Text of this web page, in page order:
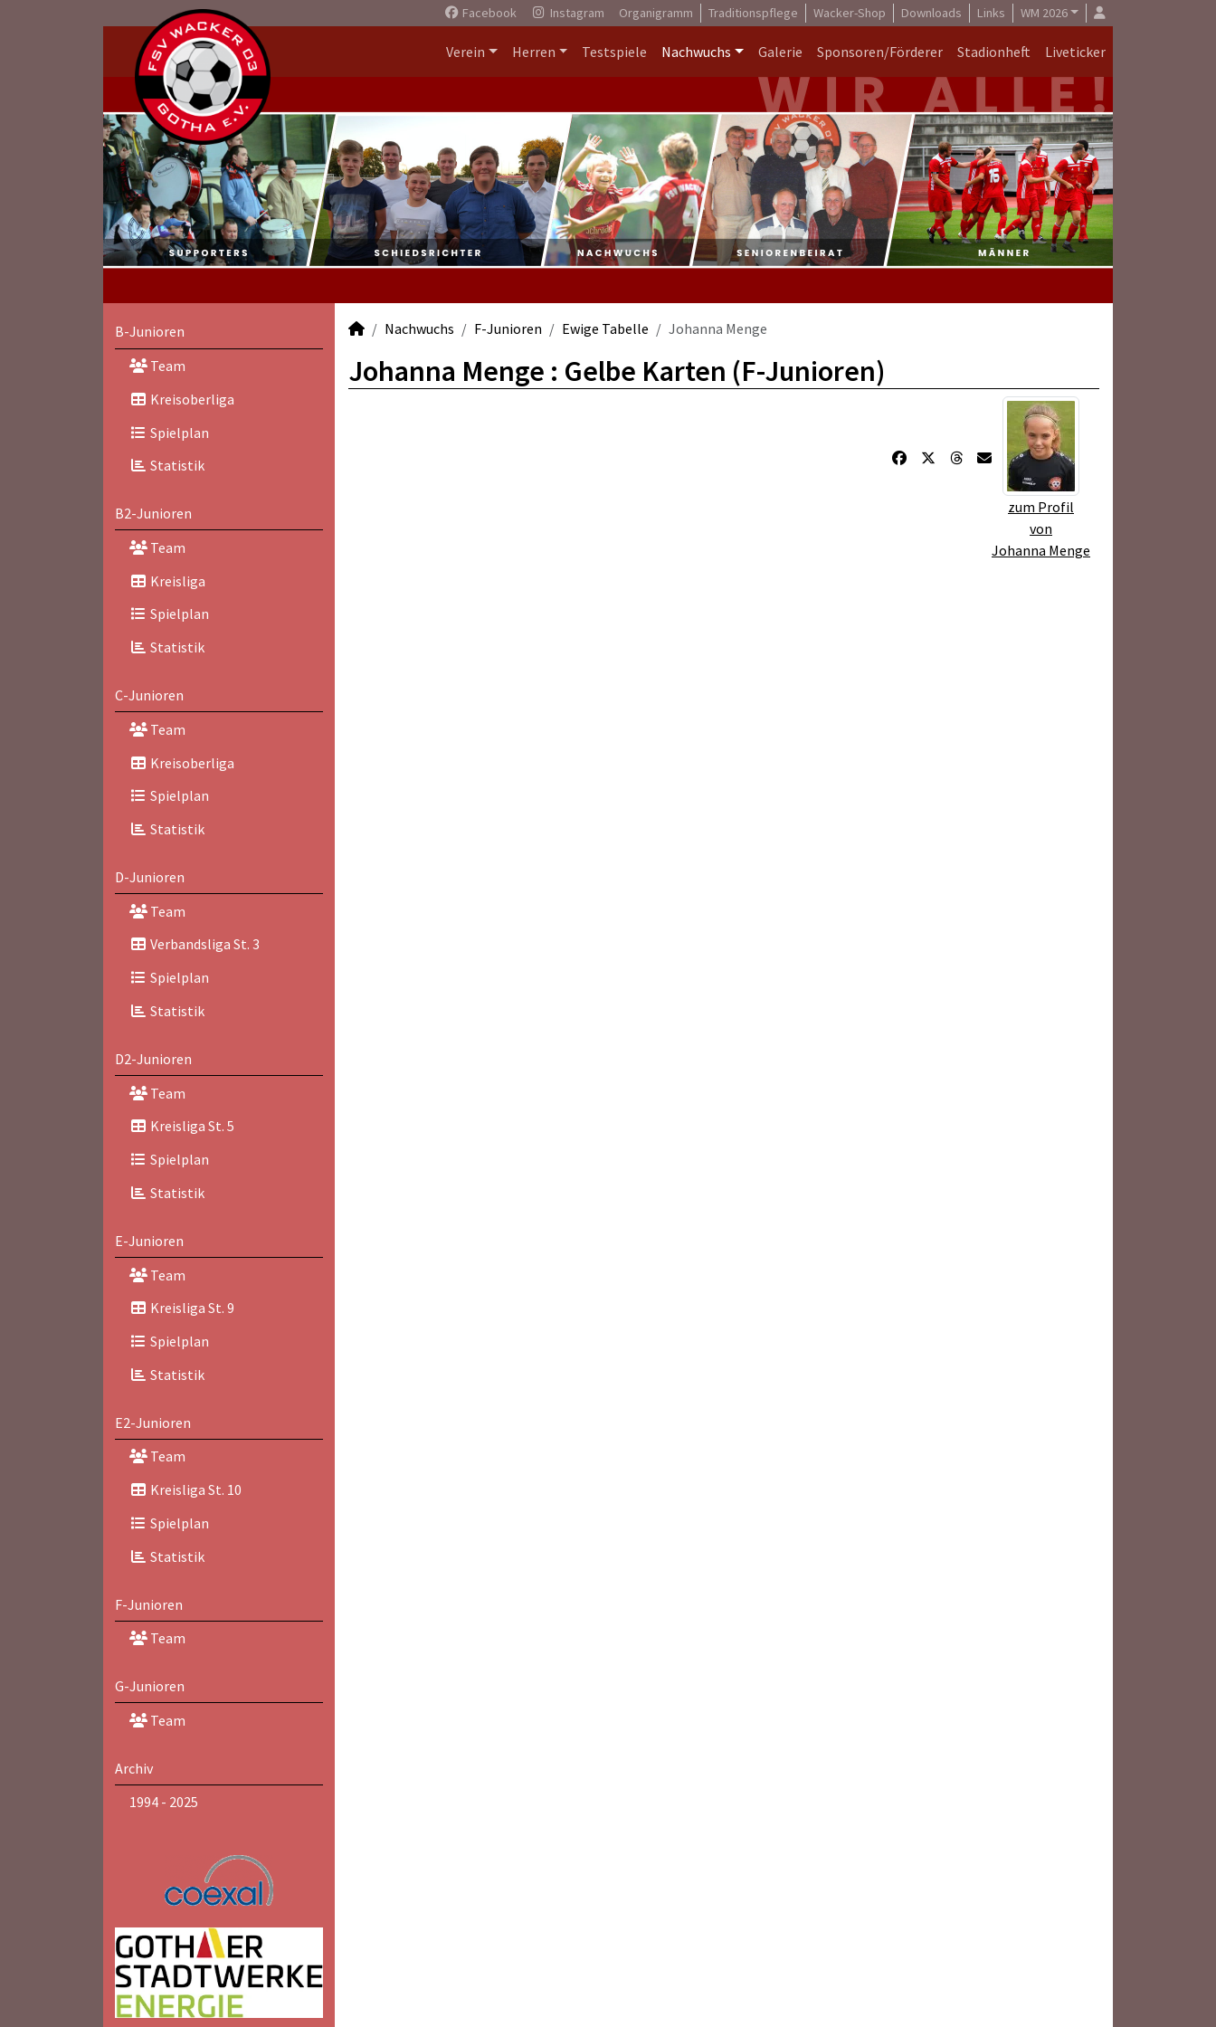
Facebook Instagram Organigramm Traditionspflege Wacker-Shop Downloads Links WM 2026
Verein Herren Testspiele Nachwuchs Galerie Sponsoren/Förderer Stadionheft Liveticker
B-Junioren
Team
Kreisoberliga
Spielplan
Statistik
B2-Junioren
Team
Kreisliga
Spielplan
Statistik
C-Junioren
Team
Kreisoberliga
Spielplan
Statistik
D-Junioren
Team
Verbandsliga St. 3
Spielplan
Statistik
D2-Junioren
Team
Kreisliga St. 5
Spielplan
Statistik
E-Junioren
Team
Kreisliga St. 9
Spielplan
Statistik
E2-Junioren
Team
Kreisliga St. 10
Spielplan
Statistik
F-Junioren
Team
G-Junioren
Team
Archiv
1994 - 2025
Nachwuchs F-Junioren Ewige Tabelle Johanna Menge
Johanna Menge : Gelbe Karten (F-Junioren)
zum Profil
von
Johanna Menge